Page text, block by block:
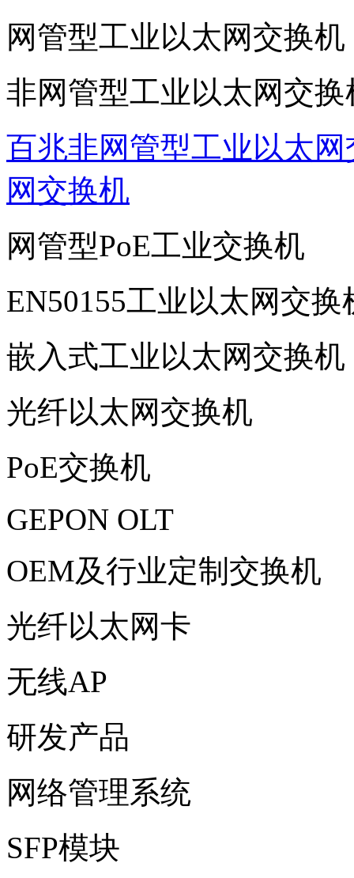
网管型工业以太网交换机
非网管型工业以太网交换
百兆非网管型工业以太网
网交换机
网管型PoE工业交换机
EN50155工业以太网交换
嵌入式工业以太网交换机
光纤以太网交换机
PoE交换机
GEPON OLT
OEM及行业定制交换机
光纤以太网卡
无线AP
研发产品
网络管理系统
SFP模块